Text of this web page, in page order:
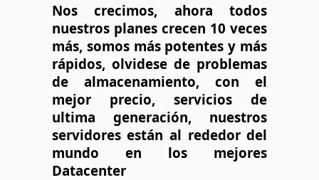
Nos crecimos, ahora todos
nuestros planes crecen 10 veces
más, somos más potentes y más
rápidos, olvidese de problemas
de almacenamiento,con el
mejor precio, servicios de
ultima generación, nuestros
servidores están al rededor del
mundo en los mejores
Datacenter